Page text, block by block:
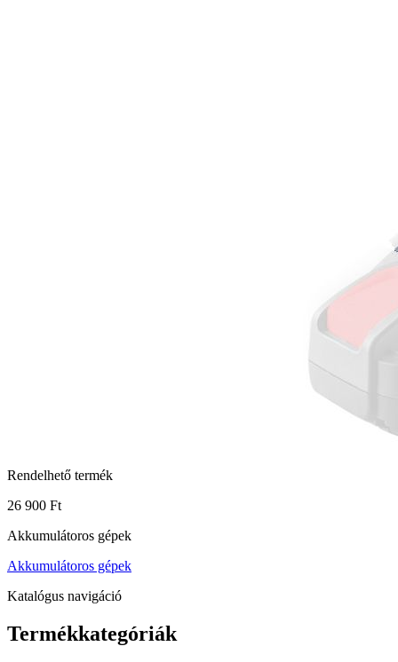
Rendelhető termék
26 900 Ft
Akkumulátoros gépek
Akkumulátoros gépek
Katalógus navigáció
Termékkategóriák